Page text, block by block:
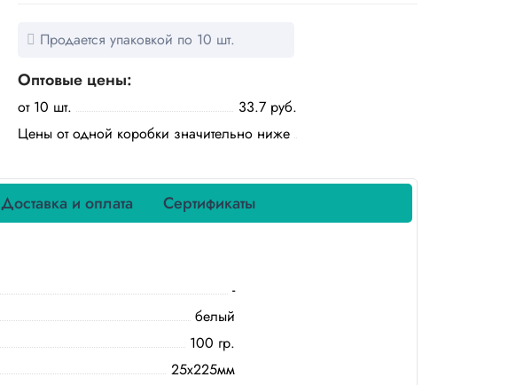
Продается упаковкой по 10 шт.
Оптовые цены:
от 10 шт.
33.7 руб.
Цены от одной коробки значительно ниже
Доставка и оплата Сертификаты
-
белый
100 гр.
25x225мм